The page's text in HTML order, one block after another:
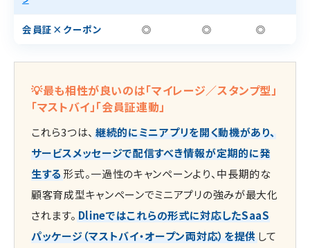
会員証×クーポン ◎ ◎ ◎
💡最も相性が良いのは「マイレージ／スタンプ型」
「マストバイ」「会員証連動」
これら3つは、 継続的にミニアプリを開く動機があり、
サービスメッセージで配信すべき情報が定期的に発
生する 形式。一過性のキャンペーンより、中長期的な
顧客育成型キャンペーンでミニアプリの強みが最大化
されます。 Dlineではこれらの形式に対応したSaaS
パッケージ（マストバイ・オープン両対応）を提供 して